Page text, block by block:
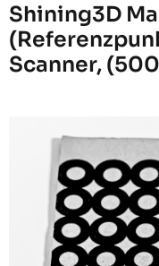
Shining3D
Scanner,